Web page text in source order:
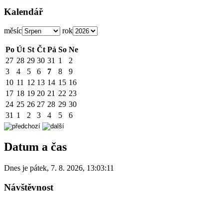
Kalendář
měsíc rok
Po Út St Čt Pá So Ne
27 28 29 30 31 1
2
3
4 5 6 7 8
9
10 11 12 13 14 15 16
17 18 19 20 21 22 23
24 25 26 27 28 29 30
31 1 2 3 4 5 6
Datum a čas
Dnes je pátek, 7. 8. 2026, 13:03:11
Návštěvnost